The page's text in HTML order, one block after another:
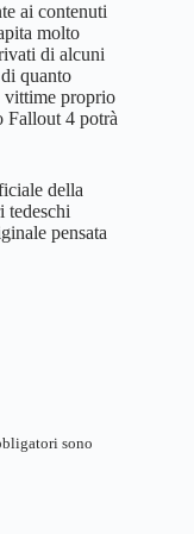
ai contenuti
molto
di alcuni
quanto
vittime proprio
Fallout 4 potrà
della
tedeschi
pensata
sono